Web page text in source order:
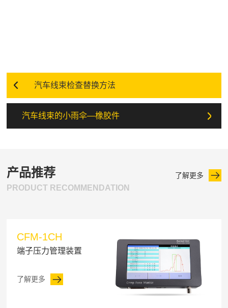
汽车线束检查替换方法
汽车线束的小雨伞—橡胶件
产品推荐
PRODUCT RECOMMENDATION
了解更多
CFM-1CH
端子压力管理装置
了解更多